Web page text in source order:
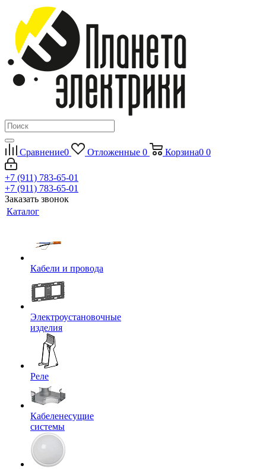
Сравнение0 Отложенные 0 Корзина0 0
+7 (911) 783-65-01
+7 (911) 783-65-01
Заказать звонок
Каталог
Кабели и провода
Электроустановочные
изделия
Реле
Кабеленесущие
системы